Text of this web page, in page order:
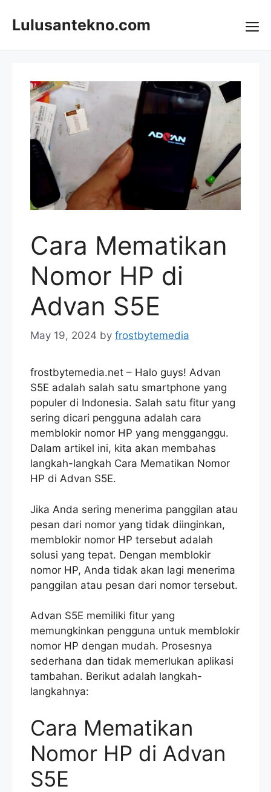
Lulusantekno.com
Cara Mematikan
Nomor HP di
Advan S5E
May 19, 2024 by frostbytemedia
frostbytemedia.net – Halo guys! Advan
S5E adalah salah satu smartphone yang
populer di Indonesia. Salah satu fitur yang
sering dicari pengguna adalah cara
memblokir nomor HP yang mengganggu.
Dalam artikel ini, kita akan membahas
langkah-langkah Cara Mematikan Nomor
HP di Advan S5E.
Jika Anda sering menerima panggilan atau
pesan dari nomor yang tidak diinginkan,
memblokir nomor HP tersebut adalah
solusi yang tepat. Dengan memblokir
nomor HP, Anda tidak akan lagi menerima
panggilan atau pesan dari nomor tersebut.
Advan S5E memiliki fitur yang
memungkinkan pengguna untuk memblokir
nomor HP dengan mudah. Prosesnya
sederhana dan tidak memerlukan aplikasi
tambahan. Berikut adalah langkah-
langkahnya:
Cara Mematikan
Nomor HP di Advan
S5E